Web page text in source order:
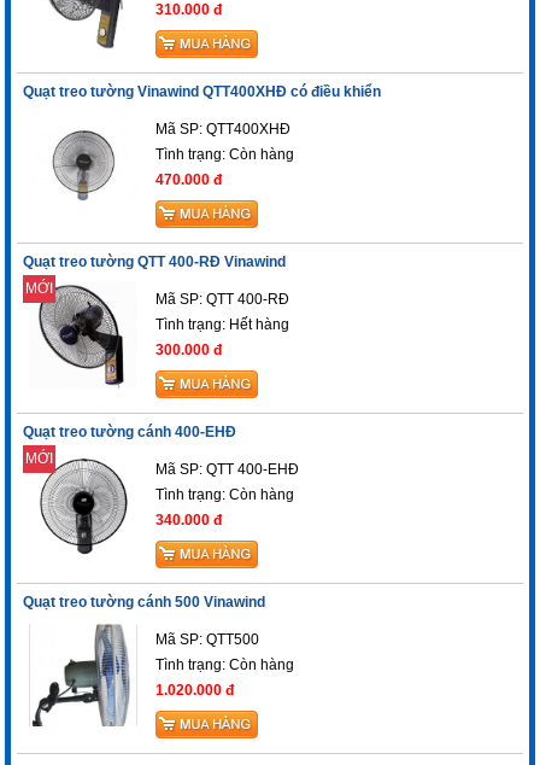
310.000 đ
Quạt treo tường Vinawind QTT400XHĐ có điều khiển
Mã SP: QTT400XHĐ
Tình trạng:Còn hàng
470.000 đ
Quạt treo tường QTT 400-RĐ Vinawind
MỚI
Mã SP: QTT 400-RĐ
Tình trạng: Hết hàng
300.000 đ
Quạt treo tường cánh 400-EHĐ
MỚI
Mã SP: QTT 400-EHĐ
Tình trạng:Còn hàng
340.000 đ
Quạt treo tường cánh 500 Vinawind
Mã SP: QTT500
Tình trạng:Còn hàng
1.020.000 đ